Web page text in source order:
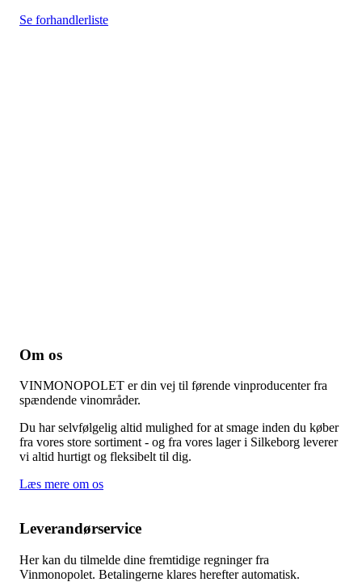
Se forhandlerliste
Om os
VINMONOPOLET er din vej til førende vinproducenter fra
spændende vinområder.
Du har selvfølgelig altid mulighed for at smage inden du køber
fra vores store sortiment - og fra vores lager i Silkeborg leverer
vi altid hurtigt og fleksibelt til dig.
Læs mere om os
Leverandørservice
Her kan du tilmelde dine fremtidige regninger fra
Vinmonopolet. Betalingerne klares herefter automatisk.